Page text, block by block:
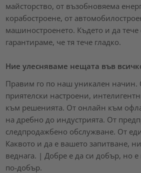
майсторство, от възобновяема
корабостроене, от
машиностроенето. Където и да тече
гарантираме, че тя тече гладко.
Ние улесняваме нещата във
Правим го по наш уникален начин.
приятелски настроени,
към решенията. От онлайн към
на дребно до индустрията. От
следпродажбено обслужване. От
Каквото и да е вашето запитване,
веднага. | Добре е да си добър, но
по-добър.